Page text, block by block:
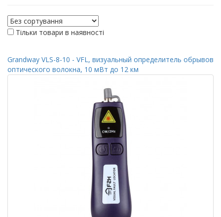
Тільки товари в наявності
Grandway VLS-8-10 - VFL, визуальный определитель обрывов
оптического волокна, 10 мВт до 12 км